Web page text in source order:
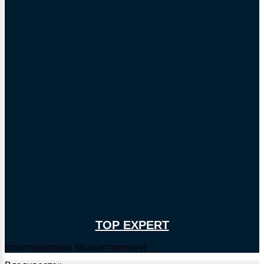
TOP EXPERT
[maxmegamenu location=primary]